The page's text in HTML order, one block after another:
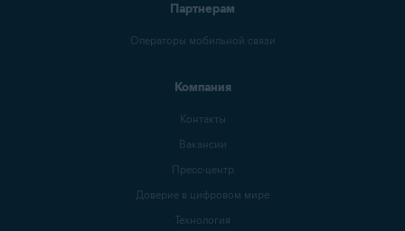
Партнерам
Операторы мобильной связи
Компания
Контакты
Вакансии
Пресс-центр
Доверие в цифровом мире
Технология